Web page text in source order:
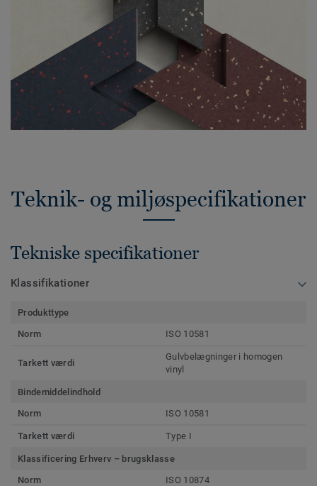
Teknik- og miljøspecifikationer
Tekniske specifikationer
Klassifikationer
Produkttype
Norm
ISO 10581
Tarkett værdi
Gulvbelægninger i homogen
vinyl
Bindemiddelindhold
Norm
ISO 10581
Tarkett værdi Type I
Klassificering Erhverv – brugsklasse
Norm
ISO 10874